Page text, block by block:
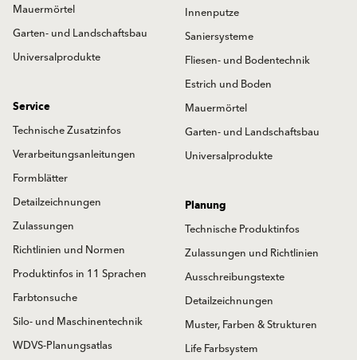
Mauermörtel
Garten- und Landschaftsbau
Universalprodukte
Innenputze
Saniersysteme
Fliesen- und Bodentechnik
Estrich und Boden
Mauermörtel
Garten- und Landschaftsbau
Universalprodukte
Service
Technische Zusatzinfos
Verarbeitungsanleitungen
Formblätter
Detailzeichnungen
Zulassungen
Richtlinien und Normen
Produktinfos in 11 Sprachen
Farbtonsuche
Silo- und Maschinentechnik
WDVS-Planungsatlas
Planung
Technische Produktinfos
Zulassungen und Richtlinien
Ausschreibungstexte
Detailzeichnungen
Muster, Farben & Strukturen
Life Farbsystem